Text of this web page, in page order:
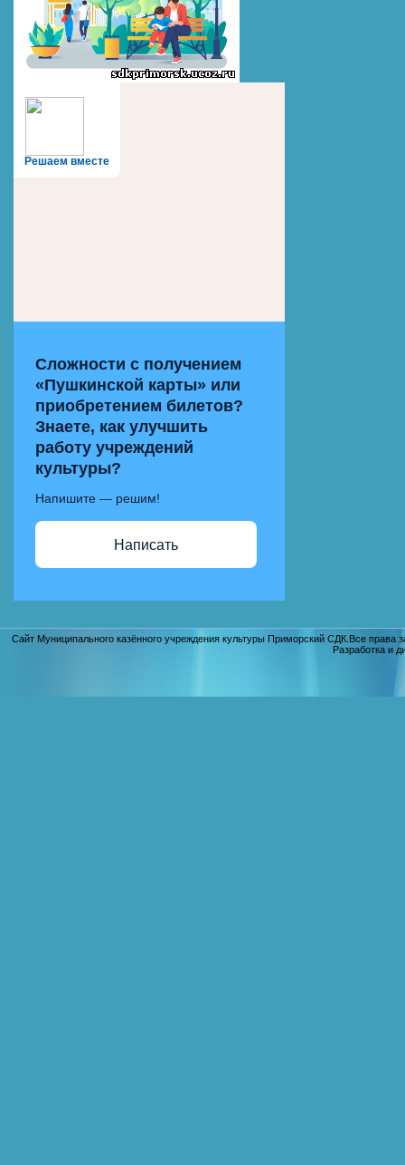
Решаем вместе
Сложности с получением
«Пушкинской карты» или
приобретением билетов?
Знаете, как улучшить
работу учреждений
культуры?
Напишите — решим!
Написать
Сайт Муниципального казённого учреждения культуры Приморский СДК.Все
Разработка и